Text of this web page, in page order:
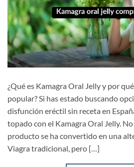
¿Qué es Kamagra Oral Jelly y por
popular? Si has estado buscando
disfunción eréctil sin receta en
topado con el Kamagra Oral Jelly.
producto se ha convertido en una
Viagra tradicional, pero […]